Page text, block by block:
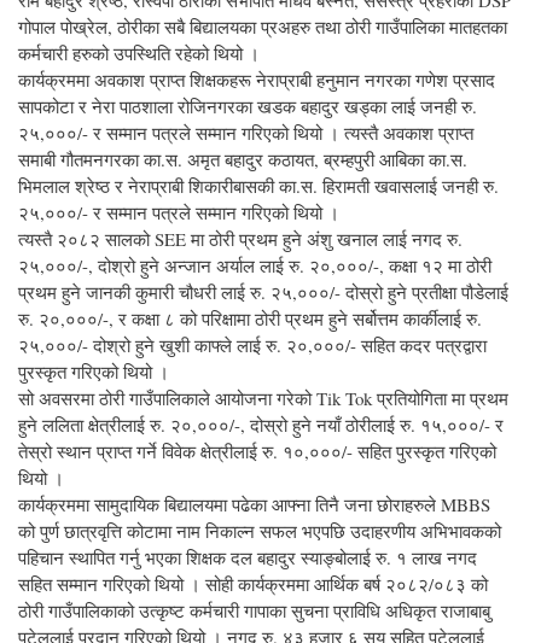
गोपाल पोख्रेल, ठोरीका सबै बिद्यालयका प्रअहरु तथा ठोरी गाउँपालिका मातहतका
कर्मचारी हरुको उपस्थिति रहेको थियो ।
कार्यक्रममा अवकाश प्राप्त शिक्षकहरू नेराप्राबी हनुमान नगरका गणेश प्रसाद
सापकोटा र नेरा पाठशाला रोजिनगरका खडक बहादुर खड्का लाई जनही रु.
२५,०००/- र सम्मान पत्रले सम्मान गरिएको थियो । त्यस्तै अवकाश प्राप्त
समाबी गौतमनगरका का.स. अमृत बहादुर कठायत, ब्रम्हपुरी आबिका का.स.
भिमलाल श्रेष्ठ र नेराप्राबी शिकारीबासकी का.स. हिरामती खवासलाई जनही रु.
२५,०००/- र सम्मान पत्रले सम्मान गरिएको थियो ।
त्यस्तै २०८२ सालको SEE मा ठोरी प्रथम हुने अंशु खनाल लाई नगद रु.
२५,०००/-, दोश्रो हुने अन्जान अर्याल लाई रु. २०,०००/-, कक्षा १२ मा ठोरी
प्रथम हुने जानकी कुमारी चौधरी लाई रु. २५,०००/- दोस्रो हुने प्रतीक्षा पौडेलाई
रु. २०,०००/-, र कक्षा ८ को परिक्षामा ठोरी प्रथम हुने सर्बोत्तम कार्कीलाई रु.
२५,०००/- दोश्रो हुने खुशी काफ्ले लाई रु. २०,०००/- सहित कदर पत्रद्वारा
पुरस्कृत गरिएको थियो ।
सो अवसरमा ठोरी गाउँपालिकाले आयोजना गरेको Tik Tok प्रतियोगिता मा प्रथम
हुने ललिता क्षेत्रीलाई रु. २०,०००/-, दोस्रो हुने नयाँ ठोरीलाई रु. १५,०००/- र
तेस्रो स्थान प्राप्त गर्ने विवेक क्षेत्रीलाई रु. १०,०००/- सहित पुरस्कृत गरिएको
थियो ।
कार्यक्रममा सामुदायिक बिद्यालयमा पढेका आफ्ना तिनै जना छोराहरुले MBBS
को पुर्ण छात्रवृत्ति कोटामा नाम निकाल्न सफल भएपछि उदाहरणीय अभिभावकको
पहिचान स्थापित गर्नु भएका शिक्षक दल बहादुर स्याङ्बोलाई रु. १ लाख नगद
सहित सम्मान गरिएको थियो । सोही कार्यक्रममा आर्थिक बर्ष २०८२/०८३ को
ठोरी गाउँपालिकाको उत्कृष्ट कर्मचारी गापाका सुचना प्राविधि अधिकृत राजाबाबु
पटेललाई प्रदान गरिएको थियो । नगद रु. ४३ हजार ६ सय सहित पटेललाई